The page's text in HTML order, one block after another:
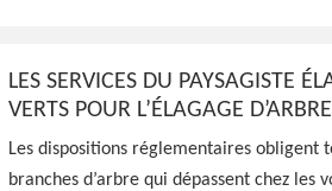
HJ Espaces Verts est une
votre espace vert selon
cher
Nous!
LES SERVICES DU PAYSAGISTE
VERTS POUR L’ÉLAGAGE D’ARBRE
Les dispositions réglementaires obligent
branches d’arbre qui dépassent chez les